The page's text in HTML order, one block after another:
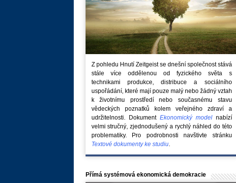
Z pohledu Hnutí Zeitgeist se dnešní společnost stává
stále více oddělenou od fyzického světa s
technikami produkce, distribuce a sociálního
uspořádání, které mají pouze malý nebo žádný vztah
k životnímu prostředí nebo současnému stavu
vědeckých poznatků kolem veřejného zdraví a
udržitelnosti. Dokument Ekonomický modelnabízí
velmi stručný, zjednodušený a rychlý náhled do této
problematiky. Pro podrobnosti navštivte stránku
Textové dokumenty ke studiu.
Přímá systémová ekonomická demokracie